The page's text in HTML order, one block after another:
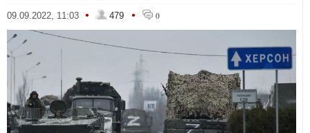
09.09.2022, 11:03 • 479 • 0